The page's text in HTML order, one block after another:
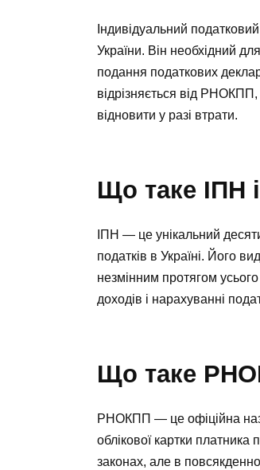
Індивідуальний
України. Він необхідний
подання податкових
відрізняється від
відновити у разі втрати.
Що таке ІПН
ІПН — це унікальний
податків в Україні. Його
незмінним протягом
доходів і нарахуванні
Що таке
РНОКПП — це офіційна
облікової картки платника
законах, але в